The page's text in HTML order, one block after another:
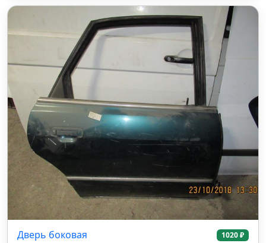
Дверь боковая 1020 ₽